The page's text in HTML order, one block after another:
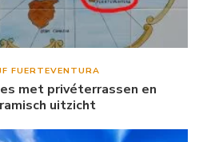
FUERTEVENTURA
met privéterrassen en
uitzicht